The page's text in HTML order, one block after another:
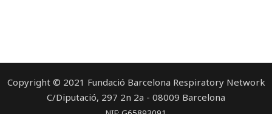
Copyright © 2021 Fundació Barcelona Respiratory Network
C/Diputació, 297 2n 2a - 08009 Barcelona